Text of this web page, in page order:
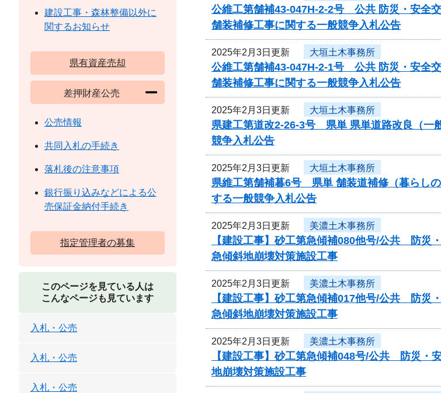
公維工第舗補43-047H-2-2号 公共 防災・安全
舗装補修工事に関する一般競争入札公告
2025年2月3日更新 大垣土木事務所
公維工第舗補43-047H-2-1号 公共 防災・安全
舗装補修工事に関する一般競争入札公告
2025年2月3日更新 大垣土木事務所
県建工第道改2-26-3号 県単 県単道路改良（
競争入札公告
2025年2月3日更新 大垣土木事務所
県維工第舗補暮6号 県単 舗装道補修（暮らし
する一般競争入札公告
2025年2月3日更新 美濃土木事務所
【建設工事】砂工第急傾補080他号/公共 防災
急傾斜地崩壊対策施設工事
2025年2月3日更新 美濃土木事務所
【建設工事】砂工第急傾補017他号/公共 防災
急傾斜地崩壊対策施設工事
2025年2月3日更新 美濃土木事務所
【建設工事】砂工第急傾補048号/公共 防災・
地崩壊対策施設工事
建設工事・森林整備以外に
関するお知らせ
県有資産売却
差押財産公売
公売情報
共同入札の手続き
落札後の注意事項
銀行振り込みなどによる公
売保証金納付手続き
指定管理者の募集
このページを見ている人は
こんなページも見ています
入札・公売
入札・公売
入札・公売